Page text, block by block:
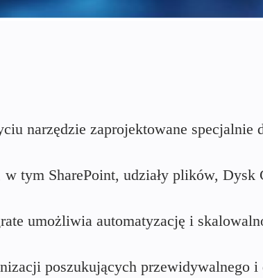
narzędzie zaprojektowane specjalnie
tym SharePoint, udziały plików, Dysk
umożliwia automatyzację i
poszukujących przewidywalnego i